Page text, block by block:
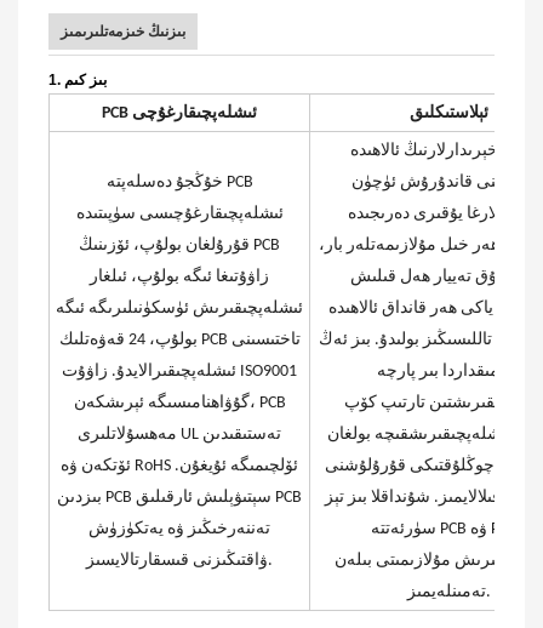
بىزنىڭ خىزمەتلىرىمىز
1. بىز كىم
PCB ئىشلەپچىقارغۇچى ئېلاستىكلىق
خۇڭجۇ دەسلەپتە PCB
ئىشلەپچىقارغۇچىسى سۈپىتىدە
قۇرۇلغان بولۇپ، ئۆزىنىڭ PCB
زاۋۇتىغا ئىگە بولۇپ، ئىلغار
ئىشلەپچىقىرىش ئۈسكۈنىلىرىگە ئىگە
بولۇپ، 24 قەۋەتلىك PCB تاختىسىنى
ئىشلەپچىقىرالايدۇ. زاۋۇت ISO9001
گۇۋاھنامىسىگە ئېرىشكەن، PCB
مەھسۇلاتلىرى UL تەستىقىدىن
ئۆتكەن ۋە RoHS ئۆلچىمىگە ئۇيغۇن.
بىزدىن PCB سېتىۋېلىش ئارقىلىق PCB
تەننەرخىڭىز ۋە يەتكۈزۈش
ۋاقتىڭىزنى قىسقارتالايسىز.
خېرىدارلارنىڭ ئالاھىدە
قاندۇرۇش ئۈچۈن
يۇقىرى دەرىجىدە
ھەر خىل مۇلازىمەتلەر بار،
تولۇق تەييار ھەل قىلىش
ياكى ھەر قانداق ئالاھىدە
تاللىسىڭىز بولىدۇ. بىز ئەڭ
ئاز مىقداردا بىر پارچە
تارتىپ كۆپ
ئىشلەپچىقىرىشقىچە بولغان
چوڭلۇقتىكى قۇرۇلۇشنى
قىلالايمىز. شۇنداقلا بىز تېز
سۈرئەتتە PCB ۋە PCBA
مۇلازىمىتى بىلەن
تەمىنلەيمىز.